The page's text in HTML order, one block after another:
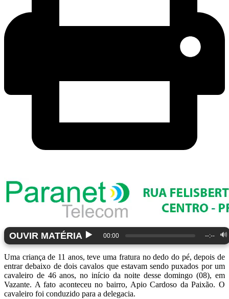
OUVIR MATÉRIA ▶️ 00:00 --:-- 🔊
Uma criança de 11 anos, teve uma fratura no dedo do pé, depois de
entrar debaixo de dois cavalos que estavam sendo puxados por um
cavaleiro de 46 anos, no início da noite desse domingo (08), em
Vazante. A fato aconteceu no bairro, Apio Cardoso da Paixão. O
cavaleiro foi conduzido para a delegacia.